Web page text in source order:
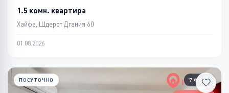
1.5 комн. квартира
Хайфа, Шдерот Дгания 60
01.08.2026
7 ФОТО
ПОСУТОЧНО